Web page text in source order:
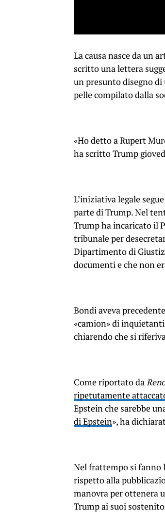
La causa nasce da un
scritto una lettera
un presunto disegno
pelle compilato dalla
«Ho detto a Rupert
ha scritto Trump
L’iniziativa legale
parte di Trump. Nel
Trump ha incaricato il
tribunale per
Dipartimento di
documenti e che non
Bondi aveva
«camion» di
chiarendo che si
Come riportato da
ripetutamente
Epstein che sarebbe
di Epstein», ha
Nel frattempo si fanno
rispetto alla
manovra per ottenera
Trump ai suoi